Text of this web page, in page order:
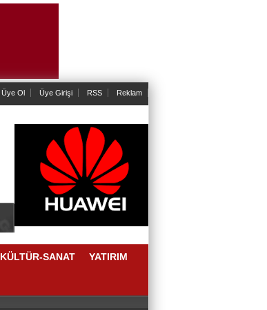
Üye Ol Üye Girişi RSS Reklam
KÜLTÜR-SANAT YATIRIM